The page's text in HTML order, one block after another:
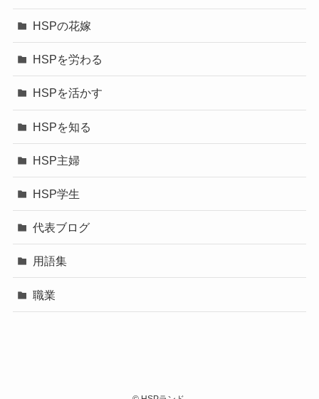
HSPの花嫁
HSPを労わる
HSPを活かす
HSPを知る
HSP主婦
HSP学生
代表ブログ
用語集
職業